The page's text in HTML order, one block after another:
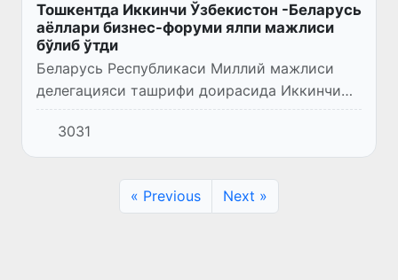
Тошкентда Иккинчи Ўзбекистон -Беларусь
аёллари бизнес-форуми ялпи мажлиси
бўлиб ўтди
Беларусь Республикаси Миллий мажлиси
делегацияси ташрифи доирасида Иккинчи
Ўзбекистон -Беларусь аёллари бизнес-
форумининг «Анъанавий бизнесдан «яшил»
бизнес сари» мавзусидаги ялпи...
3031
« Previous Next »